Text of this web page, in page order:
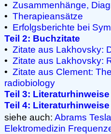
• Zusammenhänge,
• Therapieansätze
• Erfolgsberichte bei
Teil 2: Buchzitate
• Zitate aus Lakhovsky:
• Zitate aus Lakhovsky:
• Zitate aus Clement:
radiobiology
Teil 3:
Teil 4:
siehe auch: Abrams Tesla
Elektromedizin